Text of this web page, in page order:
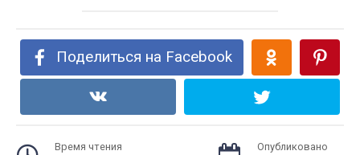
Поделиться на Facebook
Время чтения Опубликовано